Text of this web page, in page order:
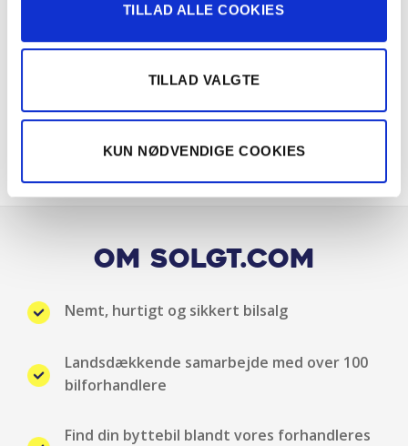
TILLAD ALLE COOKIES
TILLAD VALGTE
KUN NØDVENDIGE COOKIES
Justerbart rat
Kopholder
Kørecomputer
LED baglygter
Multifunktionsrat
Om Solgt.com
Nemt, hurtigt og sikkert bilsalg
Landsdækkende samarbejde med over 100
bilforhandlere
Find din byttebil blandt vores forhandleres